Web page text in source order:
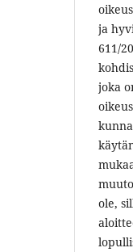
ja
611/
joka
ole,